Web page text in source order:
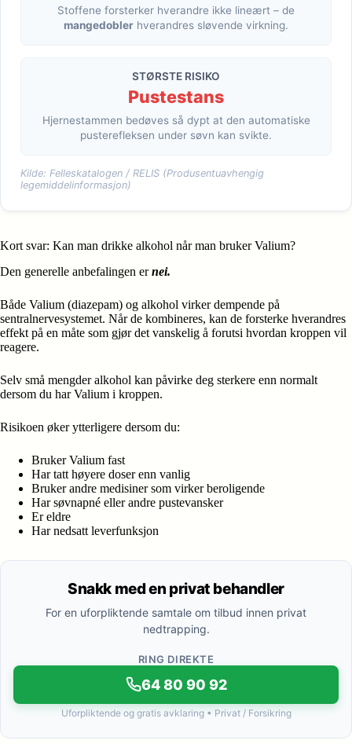
Stoffene forsterker hverandre ikke lineært – de
mangedobler hverandres sløvende virkning.
STØRSTE RISIKO
Pustestans
Hjernestammen bedøves så dypt at den automatiske
pusterefleksen under søvn kan svikte.
Kilde: Felleskatalogen / RELIS (Produsentuavhengig
legemiddelinformasjon)
Kort svar: Kan man drikke alkohol når man bruker Valium?
Den generelle anbefalingen ernei.
Både Valium (diazepam) og alkohol virker dempende på
sentralnervesystemet. Når de kombineres, kan de forsterke hverandres
effekt på en måte som gjør det vanskelig å forutsi hvordan kroppen vil
reagere.
Selv små mengder alkohol kan påvirke deg sterkere enn normalt
dersom du har Valium i kroppen.
Risikoen øker ytterligere dersom du:
Bruker Valium fast
Har tatt høyere doser enn vanlig
Bruker andre medisiner som virker beroligende
Har søvnapné eller andre pustevansker
Er eldre
Har nedsatt leverfunksjon
Snakk med en privat behandler
For en uforpliktende samtale om tilbud innen privat
nedtrapping.
RING DIREKTE
64 80 90 92
Uforpliktende og gratis avklaring • Privat / Forsikring